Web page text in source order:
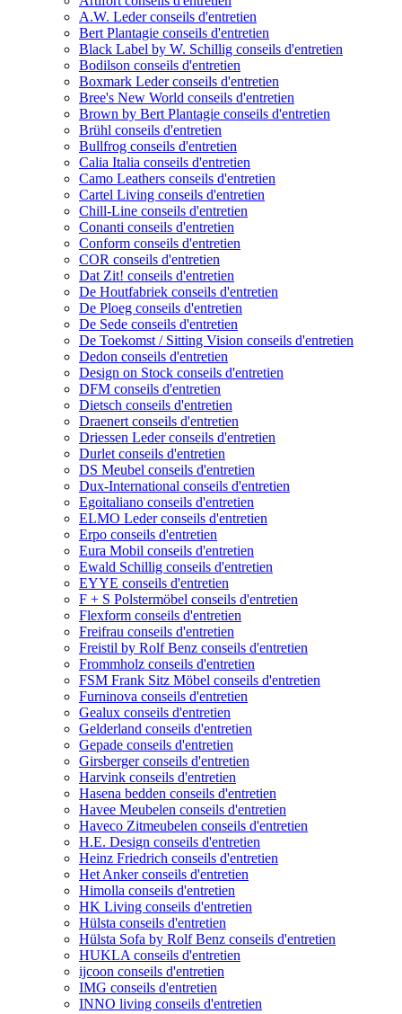
A.W. Leder conseils d'entretien
Bert Plantagie conseils d'entretien
Black Label by W. Schillig conseils d'entretien
Bodilson conseils d'entretien
Boxmark Leder conseils d'entretien
Bree's New World conseils d'entretien
Brown by Bert Plantagie conseils d'entretien
Brühl conseils d'entretien
Bullfrog conseils d'entretien
Calia Italia conseils d'entretien
Camo Leathers conseils d'entretien
Cartel Living conseils d'entretien
Chill-Line conseils d'entretien
Conanti conseils d'entretien
Conform conseils d'entretien
COR conseils d'entretien
Dat Zit! conseils d'entretien
De Houtfabriek conseils d'entretien
De Ploeg conseils d'entretien
De Sede conseils d'entretien
De Toekomst / Sitting Vision conseils d'entretien
Dedon conseils d'entretien
Design on Stock conseils d'entretien
DFM conseils d'entretien
Dietsch conseils d'entretien
Draenert conseils d'entretien
Driessen Leder conseils d'entretien
Durlet conseils d'entretien
DS Meubel conseils d'entretien
Dux-International conseils d'entretien
Egoitaliano conseils d'entretien
ELMO Leder conseils d'entretien
Erpo conseils d'entretien
Eura Mobil conseils d'entretien
Ewald Schillig conseils d'entretien
EYYE conseils d'entretien
F + S Polstermöbel conseils d'entretien
Flexform conseils d'entretien
Freifrau conseils d'entretien
Freistil by Rolf Benz conseils d'entretien
Frommholz conseils d'entretien
FSM Frank Sitz Möbel conseils d'entretien
Furninova conseils d'entretien
Gealux conseils d'entretien
Gelderland conseils d'entretien
Gepade conseils d'entretien
Girsberger conseils d'entretien
Harvink conseils d'entretien
Hasena bedden conseils d'entretien
Havee Meubelen conseils d'entretien
Haveco Zitmeubelen conseils d'entretien
H.E. Design conseils d'entretien
Heinz Friedrich conseils d'entretien
Het Anker conseils d'entretien
Himolla conseils d'entretien
HK Living conseils d'entretien
Hülsta conseils d'entretien
Hülsta Sofa by Rolf Benz conseils d'entretien
HUKLA conseils d'entretien
ijcoon conseils d'entretien
IMG conseils d'entretien
INNO living conseils d'entretien